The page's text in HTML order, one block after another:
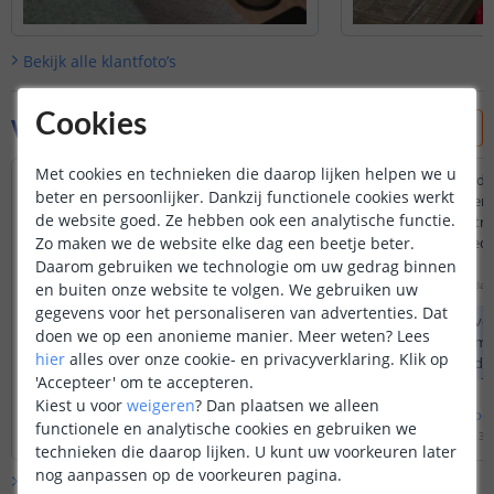
Bekijk alle klantfoto’s
Vraag & antwoord
Kan je 2 deurschakelaars in parallel
plaatsen?
Door Tom op vrijdag 14 november 2025
Dat is inderdaad mogelijk bij het
gebruik van een kabel splitter!
Bekijk hele antwoord
Door Levi op vrijdag 14 november 2025
Is het mogelijk om
combineren met
een warm wit led
mogelijk is, zal de
stand aangaan?
Door Wesley
Indien u opteert
onze
de laatst
door middel van
van de dimmer.
Bekijk
Door Levi op woensdag
Bekijk alle Vraag & antwoord
Cookies
Met cookies en technieken die daarop lijken helpen we u
beter en persoonlijker. Dankzij functionele cookies werkt
de website goed. Ze hebben ook een analytische functie.
Zo maken we de website elke dag een beetje beter.
Daarom gebruiken we technologie om uw gedrag binnen
en buiten onze website te volgen. We gebruiken uw
gegevens voor het personaliseren van advertenties. Dat
doen we op een anonieme manier. Meer weten? Lees
hier alles over onze cookie- en privacyverklaring. Klik op
'Accepteer' om te accepteren.
Kiest u voor weigeren? Dan plaatsen we alleen
functionele en analytische cookies en gebruiken we
technieken die daarop lijken. U kunt uw voorkeuren later
nog aanpassen op de voorkeuren pagina.